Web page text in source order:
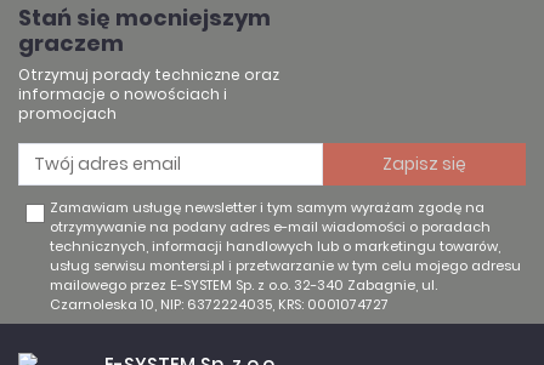
Stań się mocniejszym
graczem
Otrzymuj porady techniczne oraz
informacje o nowościach i
promocjach
Zamawiam usługę newsletter i tym samym wyrażam zgodę na
otrzymywanie na podany adres e-mail wiadomości o poradach
technicznych, informacji handlowych lub o marketingu towarów,
usług serwisu montersi.pl i przetwarzanie w tym celu mojego adresu
mailowego przez E-SYSTEM Sp. z o.o. 32-340 Zabagnie, ul.
Czarnoleska 10, NIP: 6372224035, KRS: 0001074727